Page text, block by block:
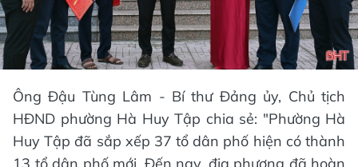
Ông Đậu Tùng Lâm - Bí thư Đảng ủy, Chủ tịch
HĐND phường Hà Huy Tập chia sẻ: "Phường Hà
Huy Tập đã sắp xếp 37 tổ dân phố hiện có thành
13 tổ dân phố mới. Đến nay, địa phương đã hoàn